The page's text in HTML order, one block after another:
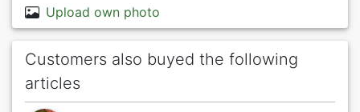
Upload own photo
Customers also buyed the following
articles